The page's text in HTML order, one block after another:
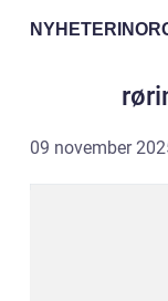
09 november